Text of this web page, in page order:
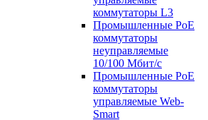
коммутаторы L3
Промышленные PoE
коммутаторы
неуправляемые
10/100 Мбит/с
Промышленные PoE
коммутаторы
управляемые Web-
Smart